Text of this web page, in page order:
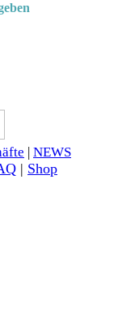
NEWS
| Shop